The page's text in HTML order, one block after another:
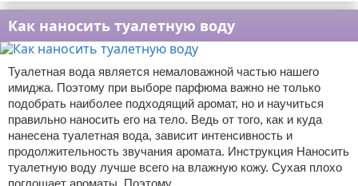
Как наносить туалетную воду
Туалетная вода является немаловажной частью нашего
имиджа. Поэтому при выборе парфюма важно не только
подобрать наиболее подходящий аромат, но и научиться
правильно наносить его на тело. Ведь от того, как и куда
нанесена туалетная вода, зависит интенсивность и
продолжительность звучания аромата. Инструкция Наносить
туалетную воду лучше всего на влажную кожу. Сухая плохо
поглощает ароматы. Поэтому